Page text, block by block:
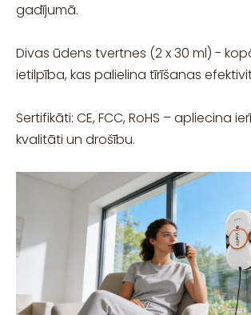
gadījumā.
Divas ūdens tvertnes (2 x 30 ml) -
ietilpība, kas palielina tīrīšanas
Sertifikāti: CE, FCC, RoHS – apliecina
kvalitāti un drošību.